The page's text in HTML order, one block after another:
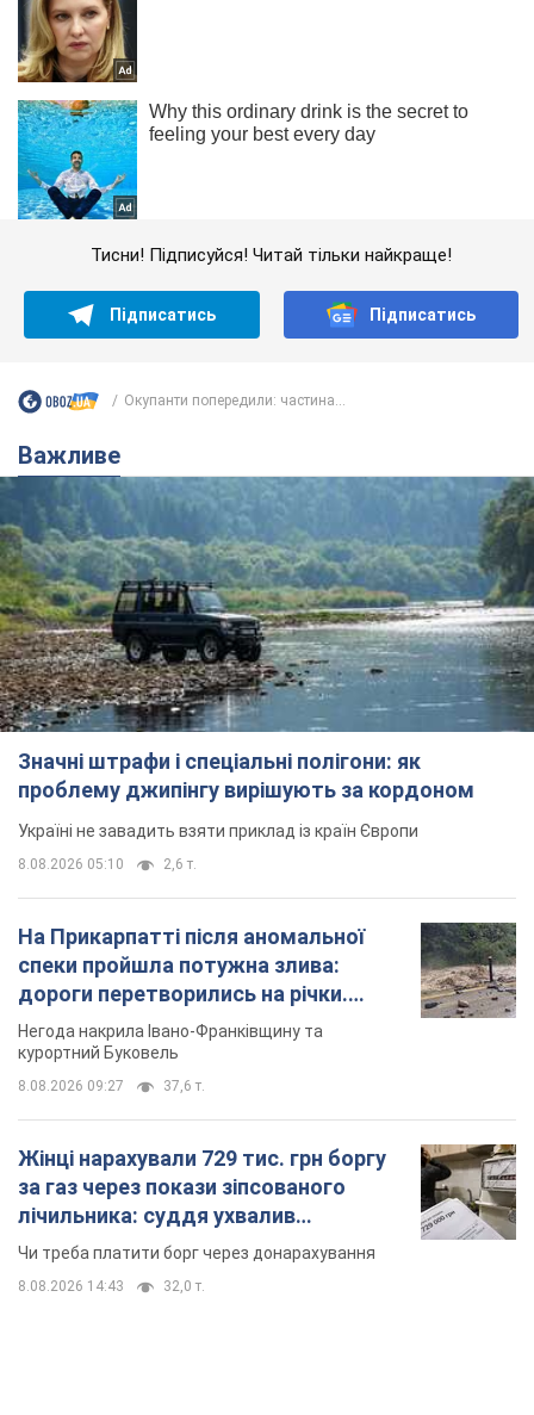
Тисни! Підписуйся! Читай тільки найкраще!
Підписатись Підписатись
Окупанти попередили: частина...
Важливе
Значні штрафи і спеціальні полігони: як
проблему джипінгу вирішують за кордоном
Україні не завадить взяти приклад із країн Європи
8.08.2026 05:10 2,6 т.
На Прикарпатті після аномальної
спеки пройшла потужна злива:
дороги перетворились на річки.
Відео
Негода накрила Івано-Франківщину та
курортний Буковель
8.08.2026 09:27 37,6 т.
Жінці нарахували 729 тис. грн боргу
за газ через покази зіпсованого
лічильника: суддя ухвалив
неочікуване рішення
Чи треба платити борг через донарахування
8.08.2026 14:43 32,0 т.